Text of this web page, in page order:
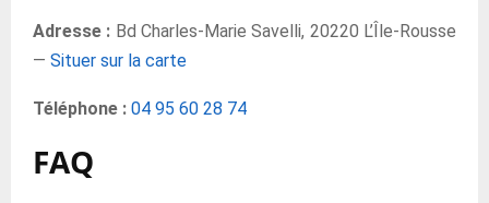
Adresse : Bd Charles-Marie Savelli, 20220 L’Île-Rousse
— Situer sur la carte
Téléphone : 04 95 60 28 74
FAQ